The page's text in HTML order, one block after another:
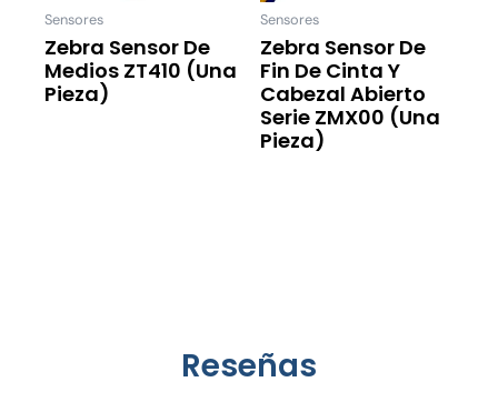
Sensores
Zebra Sensor De
Medios ZT410 (una
Pieza)
Sensores
Zebra Sensor De
Fin De Cinta Y
Cabezal Abierto
Serie ZMX00 (una
Pieza)
Reseñas